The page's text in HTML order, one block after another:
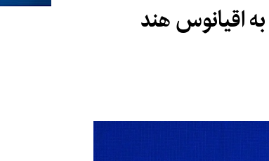
اقیانوس هند